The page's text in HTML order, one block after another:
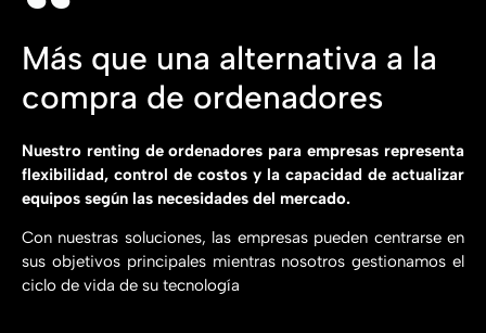
Más que una alternativa a la
compra de ordenadores
Nuestro renting de ordenadores para empresas representa
flexibilidad, control de costos y la capacidad de actualizar
equipos según las necesidades del mercado.
Con nuestras soluciones, las empresas pueden centrarse en
sus objetivos principales mientras nosotros gestionamos el
ciclo de vida de su tecnología